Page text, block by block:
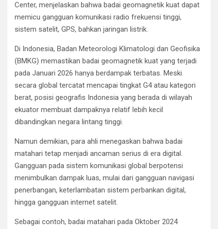
Center, menjelaskan bahwa badai geomagnetik kuat dapat
memicu gangguan komunikasi radio frekuensi tinggi,
sistem satelit, GPS, bahkan jaringan listrik.
Di Indonesia, Badan Meteorologi Klimatologi dan Geofisika
(BMKG) memastikan badai geomagnetik kuat yang terjadi
pada Januari 2026 hanya berdampak terbatas. Meski
secara global tercatat mencapai tingkat G4 atau kategori
berat, posisi geografis Indonesia yang berada di wilayah
ekuator membuat dampaknya relatif lebih kecil
dibandingkan negara lintang tinggi.
Namun demikian, para ahli menegaskan bahwa badai
matahari tetap menjadi ancaman serius di era digital.
Gangguan pada sistem komunikasi global berpotensi
menimbulkan dampak luas, mulai dari gangguan navigasi
penerbangan, keterlambatan sistem perbankan digital,
hingga gangguan internet satelit.
Sebagai contoh, badai matahari pada Oktober 2024